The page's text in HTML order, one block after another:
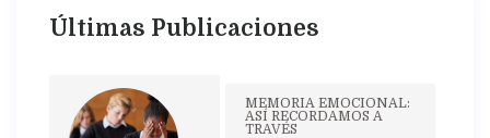
Últimas Publicaciones
MEMORIA EMOCIONAL:
ASÍ RECORDAMOS A
TRAVÉS